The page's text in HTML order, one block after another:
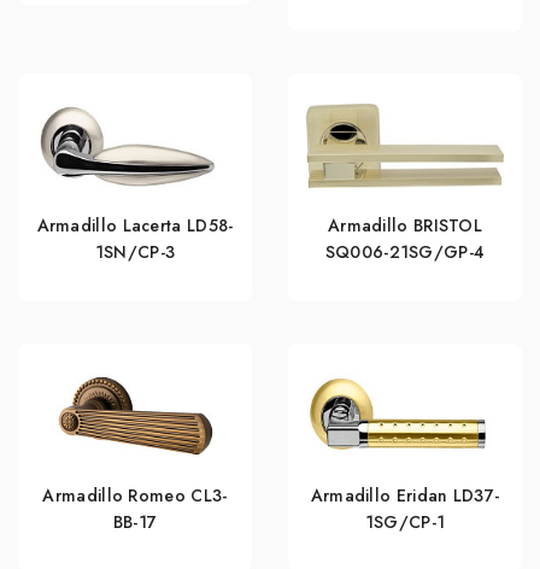
Armadillo Lacerta LD58-
1SN/CP-3
Armadillo BRISTOL
SQ006-21SG/GP-4
Armadillo Romeo CL3-
BB-17
Armadillo Eridan LD37-
1SG/CP-1